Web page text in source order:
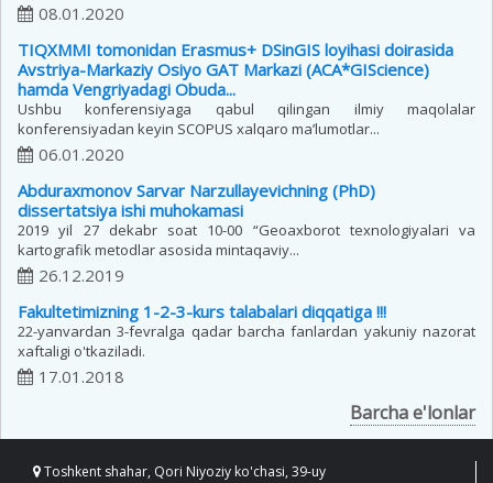
08.01.2020
TIQXMMI tomonidan Erasmus+ DSinGIS loyihasi doirasida
Avstriya-Markaziy Osiyo GAT Markazi (ACA*GIScience)
hamda Vengriyadagi Obuda...
Ushbu konferensiyaga qabul qilingan ilmiy maqolalar
konferensiyadan keyin SCOPUS xalqaro ma’lumotlar...
06.01.2020
Abduraxmonov Sarvar Narzullayevichning (PhD)
dissertatsiya ishi muhokamasi
2019 yil 27 dekabr soat 10-00 “Geoaxborot texnologiyalari va
kartografik metodlar asosida mintaqaviy...
26.12.2019
Fakultetimizning 1-2-3-kurs talabalari diqqatiga !!!
22-yanvardan 3-fevralga qadar barcha fanlardan yakuniy nazorat
xaftaligi o'tkaziladi.
17.01.2018
Barcha e'lonlar
Toshkent shahar, Qori Niyoziy ko'chasi, 39-uy